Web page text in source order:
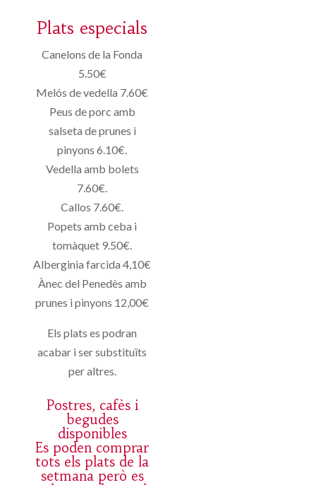
Plats especials
Canelons de la Fonda
5.50€
Melós de vedella 7.60€
Peus de porc amb
salseta de prunes i
pinyons 6.10€.
Vedella amb bolets
7.60€.
Callos 7.60€.
Popets amb ceba i
tomàquet 9.50€.
Alberginia farcida 4,10€
Ànec del Penedès amb
prunes i pinyons 12,00€
Els plats es podran
acabar i ser substituïts
per altres.
Postres, cafès i
begudes
disponibles
Es poden comprar
tots els plats de la
setmana però es